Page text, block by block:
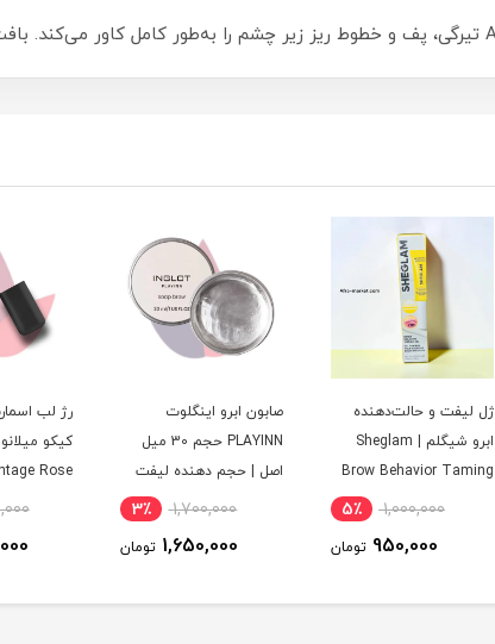
ژل لیفت و حالت‌دهنده
ابرو شیگلم | Sheglam
Brow Behavior Taming
Gel با ماندگاری بالا و بدون
1,000,000 5٪
950,000 تومان
صابون ابرو اینگلوت
PLAYINN حجم 30 میل
اصل | حجم دهنده لیفت
1,700,000 3٪
1,650,000 تومان
رژ لب
وینتیج